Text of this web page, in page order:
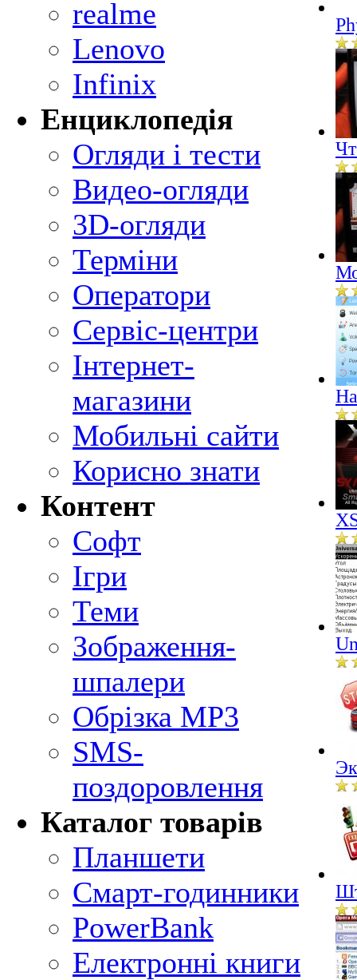
realme
Lenovo
Infinix
Енциклопедія
Огляди і тести
Видео-огляди
3D-огляди
Терміни
Оператори
Сервіс-центри
Інтернет-
магазини
Мобильні сайти
Корисно знати
Контент
Софт
Ігри
Теми
Зображення-
шпалери
Обрізка MP3
SMS-
поздоровлення
Каталог товарів
Планшети
Смарт-годинники
PowerBank
Електронні книги